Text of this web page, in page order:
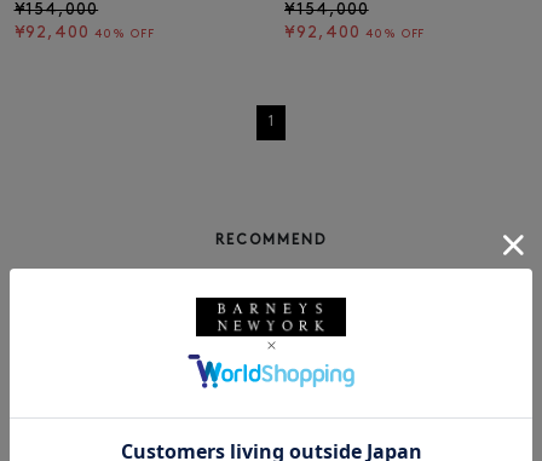
¥154,000
¥92,400 40% OFF
¥154,000
¥92,400 40% OFF
1
RECOMMEND